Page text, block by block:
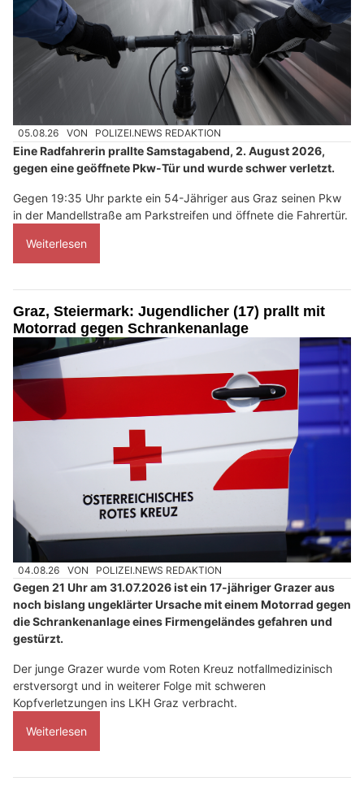
05.08.26 VON POLIZEI.NEWS REDAKTION
Eine Radfahrerin prallte Samstagabend, 2. August 2026,
gegen eine geöffnete Pkw-Tür und wurde schwer verletzt.
Gegen 19:35 Uhr parkte ein 54-Jähriger aus Graz seinen Pkw
in der Mandellstraße am Parkstreifen und öffnete die Fahrertür.
Weiterlesen
Graz, Steiermark: Jugendlicher (17) prallt mit
Motorrad gegen Schrankenanlage
04.08.26 VON POLIZEI.NEWS REDAKTION
Gegen 21 Uhr am 31.07.2026 ist ein 17-jähriger Grazer aus
noch bislang ungeklärter Ursache mit einem Motorrad gegen
die Schrankenanlage eines Firmengeländes gefahren und
gestürzt.
Der junge Grazer wurde vom Roten Kreuz notfallmedizinisch
erstversorgt und in weiterer Folge mit schweren
Kopfverletzungen ins LKH Graz verbracht.
Weiterlesen